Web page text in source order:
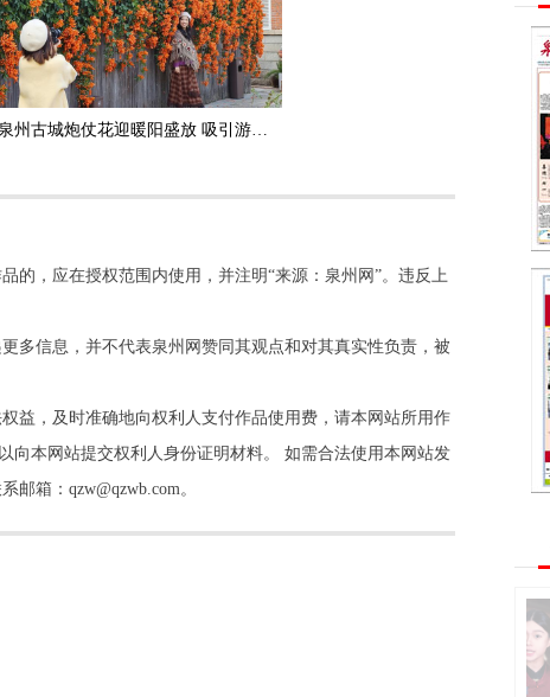
，应在授权范围内使用，并注明“来源：泉州网”。违反上
多信息，并不代表泉州网赞同其观点和对其真实性负责，被
益，及时准确地向权利人支付作品使用费，请本网站所用作
向本网站提交权利人身份证明材料。 如需合法使用本网站发
邮箱：qzw@qzwb.com。